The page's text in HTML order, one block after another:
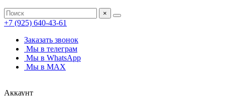
×
+7 (925) 640-43-61
Заказать звонок
Мы в телеграм
Мы в WhatsApp
Мы в MAX
Аккаунт